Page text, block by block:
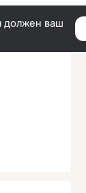
должен ваш